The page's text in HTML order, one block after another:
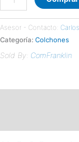
Asesor - Contacto:
Categoría: Colchones
Sold By: ComFranklin